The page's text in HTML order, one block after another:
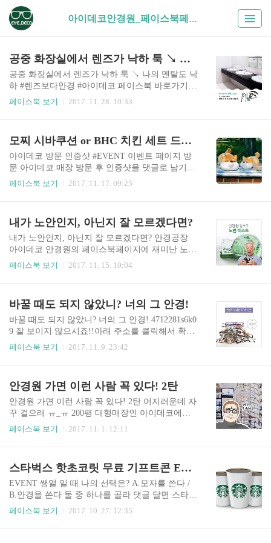
아이데코안경원_페이스북페이지_활동 (11)
공중 화장실에서 렌즈가 낙하 툭 ↘ 나의 멘탈도 낙하
공중 화장실에서 렌즈가 낙하 툭 ↘ 나의 멘탈도 낙
하 #렌즈보다안경 #아이데코 페이스북 바로가기
렌즈사용주의점 분실을 방지하기 위하여 상체를
기 전에 렌즈가 뒤집어지지 않았는지 확인 후 착용
최소 12시간 이내로 사용 No4716900 아이데코안경
원 페이스북 바로가기 아이데코안경원 누진다초점
설계 과정 보기
페이스북 보기 2017. 11. 28. 10:33
모찌 시바쿠션 or BHC 치킨 세트 드리는 아이데코 방문 인증샷 #EVENT
아이데코 방문 인증샷 #EVENT 이벤트 페이지 방
문 아이데코 매장 방문 후 인증샷을 댓글로 남기
면? 모찌 시바쿠션 or BHC 치킨 세트 (택 1)를 드립
바로가기 아이데코안경원 누진다초점 설계 과정
보기
페이스북 보기 2017. 11. 17. 09:25
내가 노안인지, 아닌지 잘 모르겠다면?
내가 노안인지, 아닌지 잘 모르겠다면? 안경공장
아이데코 안경원의 페이스북페이지에 재미난 노안
테스트가 올라 왔습니다. 누구나 거쳐가는 피할 수
#손에_든다구~ 아이데코안경원 페이스북 바로가
기 아이데코안경원 누진다초점 설계 과정 보기
페이스북 보기 2017. 11. 15. 10:04
바꿀 때도 되지 않았니? 너의 그 안경!
바꿀 때도 되지 않았니? 너의 그 안경! 4712281s6k0
9 잘 보이지 않으시죠!!아래 주소를 클릭해서 확인
바랍니다. https://www.facebook.com/eyedeco365/post
페이스북 보기 2017. 11. 9. 23:42
안경원 가면 이런 사람 꼭 있다! 2탄
안경원 가면 이런 사람 꼭 있다! 2탄 어지러운데 자
꾸 걸으래 ㅠ_ㅠ 200평 대형매장인 아이데코에서
는 주차장이 겸비되어 있어서 오시기 편리합니다.
안경원 페이스북 -> 페이스북가기 안경원에서 누
진다초점 설계 어떻게 하시는지 궁금하시면 설계
과정 보기 누르세요!
페이스북 보기 2017. 11. 1. 12:11
스타벅스 핫초코릿 무료 기프트콘 EVENT - 쌩얼 일 때 나의 선택은?
EVENT 쌩얼 일 때 나의 선택은? A.모자를 쓴다 /
B.안경을 쓴다 둘 중 하나를 골라 댓글 달면 스타벅
스 핫초코릿 Tall (10명) 기프티콘을 쏩니다? *기간:
페이스북 보기 2017. 10. 27. 12:35